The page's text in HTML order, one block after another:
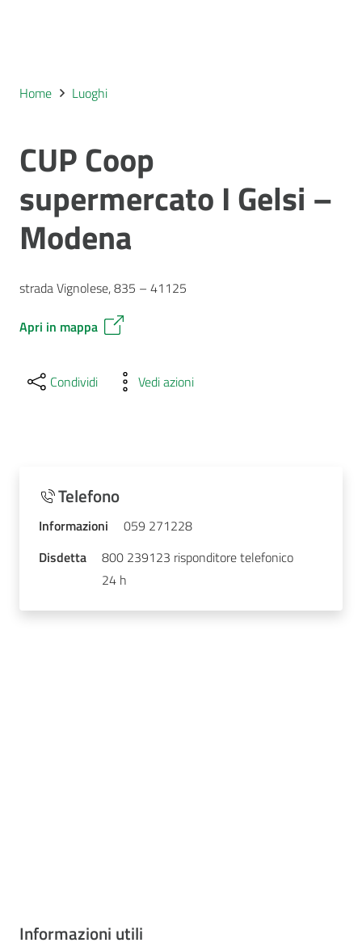
Home Luoghi
CUP Coop
supermercato I Gelsi –
Modena
strada Vignolese, 835 – 41125
Apri in mappa
Condividi Vedi azioni
Telefono
Informazioni
059 271228
Disdetta
800 239123 risponditore telefonico
24 h
Informazioni utili